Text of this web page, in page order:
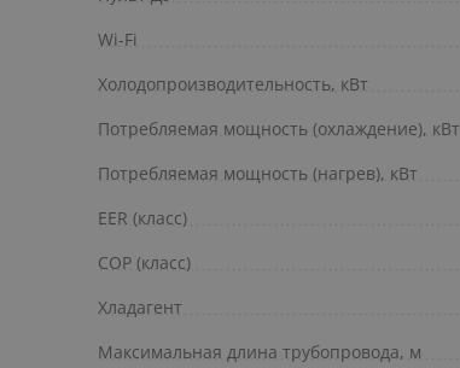
Wi-Fi
Холодопроизводительность, кВт
Потребляемая мощность (охлаждение), кВт
Потребляемая мощность (нагрев), кВт
EER (класс)
COP (класс)
Хладагент
Максимальная длина трубопровода, м